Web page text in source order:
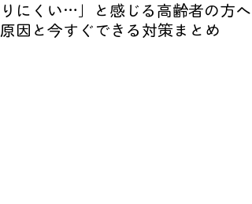
りにくい…」と感じる高齢者の方へ
原因と今すぐできる対策まとめ